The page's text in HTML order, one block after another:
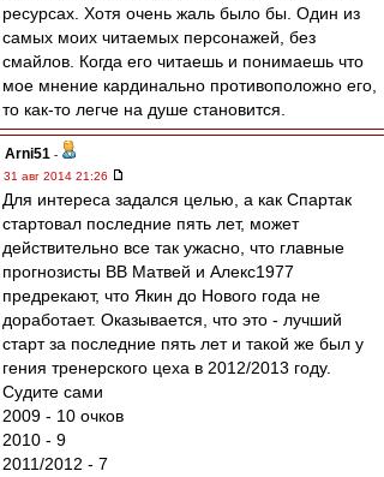
ресурсах. Хотя очень жаль было бы. Один из
самых моих читаемых персонажей, без
смайлов. Когда его читаешь и понимаешь что
мое мнение кардинально противоположно его,
то как-то легче на душе становится.
Arni51 -
31 авг 2014 21:26
Для интереса задался целью, а как Спартак
стартовал последние пять лет, может
действительно все так ужасно, что главные
прогнозисты ВВ Матвей и Алекс1977
предрекают, что Якин до Нового года не
доработает. Оказывается, что это - лучший
старт за последние пять лет и такой же был у
гения тренерского цеха в 2012/2013 году.
Судите сами
2009 - 10 очков
2010 - 9
2011/2012 - 7